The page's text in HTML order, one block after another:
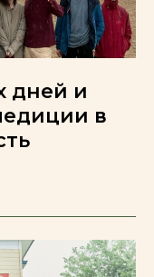
дней и
в